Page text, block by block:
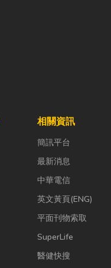
相關資訊
簡訊平台
最新消息
中華電信
英文黃頁(ENG)
平面刊物索取
SuperLife
醫健快搜